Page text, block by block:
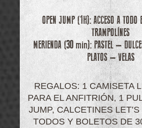
OPEN JUMP (1H): ACCESO A TODO
TRAMPOLÍNES
MERIENDA (30 min): PASTEL –
PLATOS – VELAS
REGALOS: 1 CAMISETA
PARA EL ANFITRIÓN, 1
JUMP, CALCETINES
TODOS Y BOLETOS DE